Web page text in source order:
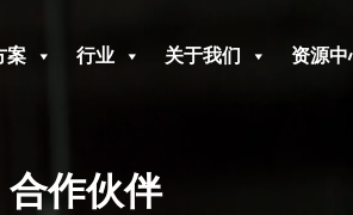
案 行业 关于我们 资源中
合作伙伴